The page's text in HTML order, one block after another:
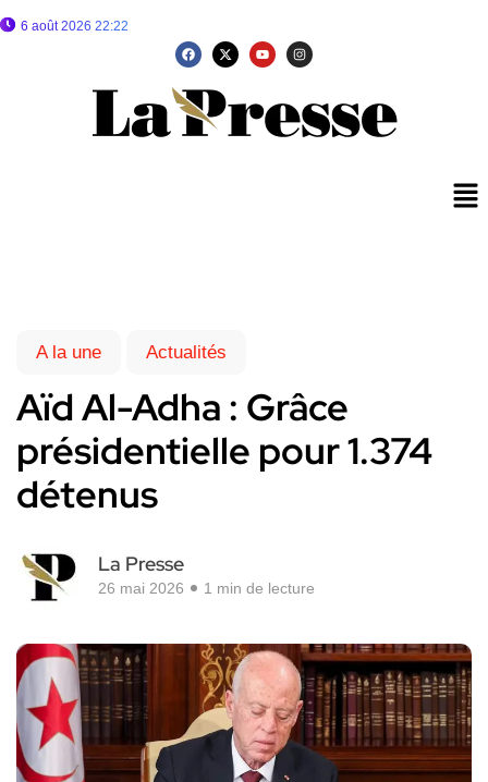
6 août 2026 22:22
A la une Actualités
Aïd Al-Adha : Grâce
présidentielle pour 1.374
détenus
La Presse
26 mai 2026 1 min de lecture